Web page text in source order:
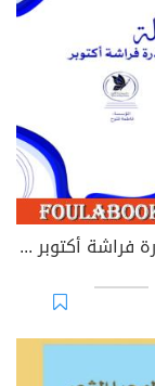
مجلة مبادرة فراشة أكتوبر - العدد 39